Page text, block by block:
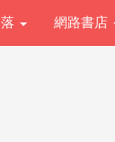
網路書店